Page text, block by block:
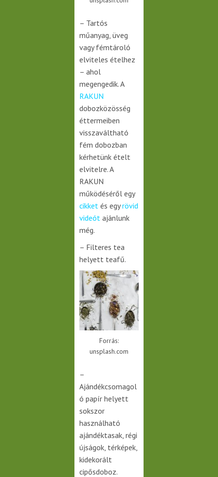
– Tartós
műanyag, üveg
vagy fémtároló
elviteles ételhez
– ahol
megengedik. A
RAKUN
dobozközösség
éttermeiben
visszaváltható
fém dobozban
kérhetünk ételt
elvitelre. A
RAKUN
működéséről egy
cikket és egy rövid
videót ajánlunk
még.
– Filteres tea
helyett teafű.
Forrás:
unsplash.com
–
Ajándékcsomagol
ó papír helyett
sokszor
használható
ajándéktasak, régi
újságok, térképek,
kidekorált
cipősdoboz.